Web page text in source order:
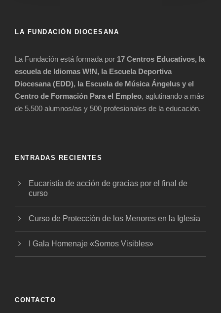
LA FUNDACIÓN DIOCESANA
La Fundación está formada por 17 Centros Educativos, la
escuela de Idiomas W!N, la Escuela Deportiva
Diocesana (EDD), la Escuela de Música Ángelus y el
Centro de Formación Para el Empleo, aglutinando a más
de 5.500 alumnos/as y 500 profesionales de la educación.
ENTRADAS RECIENTES
Eucaristía de acción de gracias por el final de
curso
Curso de Protección de los Menores en la Iglesia
I Gala Homenaje «Somos Visibles»
CONTACTO